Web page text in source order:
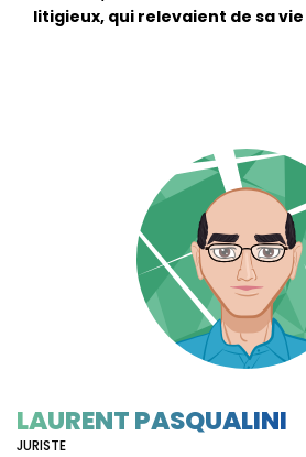
litigieux, qui relevaient de sa
LAURENT PASQUALINI
JURISTE